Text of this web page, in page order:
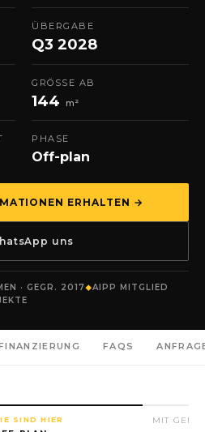
ÜBERGABE
Q3 2028
GRÖSSE AB
144 m²
PHASE
Off-plan
ERHALTEN →
uns
· GEGR. 2017
AIPP MITGLIED
FAQS
SIND HIER MIT